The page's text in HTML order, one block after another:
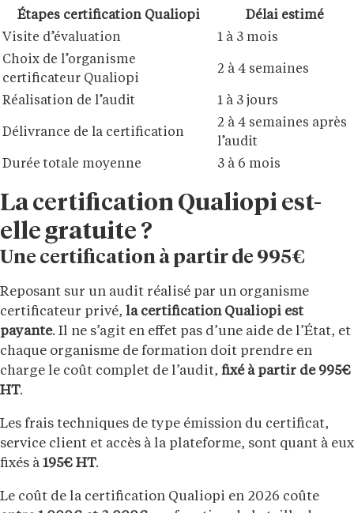
Étapes certification Qualiopi
Délai estimé
Visite d’évaluation
1 à 3 mois
Choix de l’organisme
certificateur Qualiopi
2 à 4 semaines
Réalisation de l’audit 1 à 3 jours
Délivrance de la certification
2 à 4 semaines après
l’audit
Durée totale moyenne
3 à 6 mois
La certification Qualiopi est-
elle gratuite ?
Une certification à partir de 995€
Reposant sur un audit réalisé par un organisme
certificateur privé, la certification Qualiopi est
payante. Il ne s’agit en effet pas d’une aide de l’État, et
chaque organisme de formation doit prendre en
charge le coût complet de l’audit, fixé à partir de 995€
HT.
Les frais techniques de type émission du certificat,
service client et accès à la plateforme, sont quant à eux
fixés à 195€ HT.
Le coût de la certification Qualiopi en 2026 coûte